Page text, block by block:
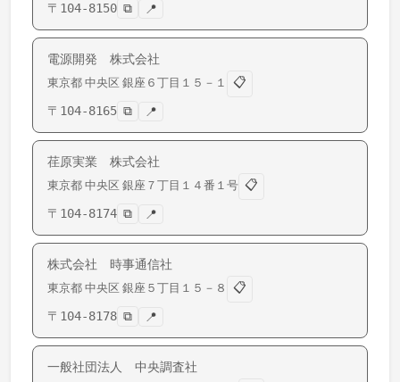
〒 104-8150 ⧉ 📍
電源開発 株式会社
東京都 中央区 銀座 ６丁目１５－１
📋
〒 104-8165 ⧉ 📍
荏原実業 株式会社
東京都 中央区 銀座 ７丁目１４番１号 📋
〒 104-8174 ⧉ 📍
株式会社 時事通信社
東京都 中央区 銀座 ５丁目１５－８
📋
〒 104-8178 ⧉ 📍
一般社団法人 中央調査社